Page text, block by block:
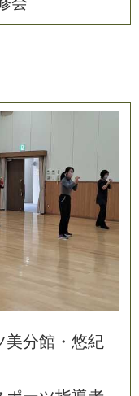
美分館 ・ 悠紀